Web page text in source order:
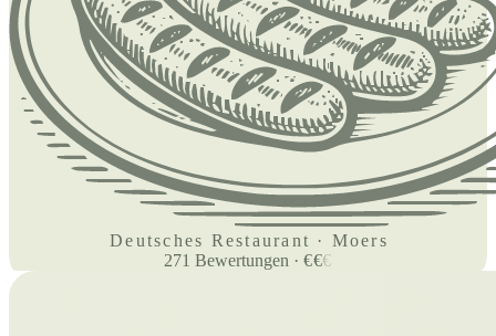
Deutsches Restaurant · Moers
271 Bewertungen ·€€€